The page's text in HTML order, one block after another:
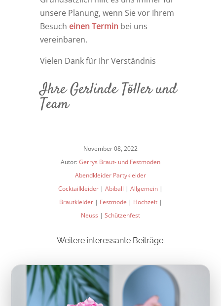
unsere Planung, wenn Sie vor Ihrem
Besuch einen Terminbei uns
vereinbaren.
Vielen Dank für Ihr Verständnis
Ihre Gerlinde Töller und
Team
November 08, 2022
Autor:Gerrys Braut- und Festmoden
Abendkleider Partykleider
Cocktailkleider | Abiball | Allgemein |
Brautkleider| Festmode | Hochzeit|
Neuss | Schützenfest
Weitere interessante Beiträge: